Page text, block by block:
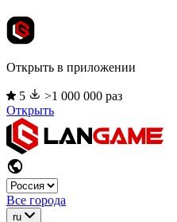
Открыть в приложении
5
>1 000 000 раз
Открыть
Все города
ru